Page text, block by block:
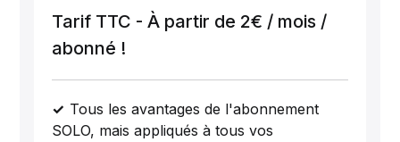
Tarif TTC - À partir de 2€ / mois /
abonné !
Tous les avantages de l'abonnement
SOLO, mais appliqués à tous vos